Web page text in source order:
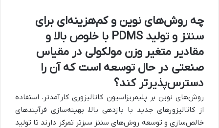
چه روش‌های نوین و کم‌هزینه‌ای برای
سنتز و تولید PDMS با خلوص بالا و
مقادیر متغیر وزن مولکولی در مقیاس
صنعتی در حال توسعه است که آن را
دسترس‌پذیرتر کند؟
روش‌های نوین بر پلیمریزاسیون کاتالیزوری کارآمدتر، استفاده
از کاتالیزورهای جدید با بازدهی بالا، بهینه‌سازی فرآیندهای
خالص‌سازی و توسعه روش‌های سنتز سبزتر تمرکز دارند تا تولید